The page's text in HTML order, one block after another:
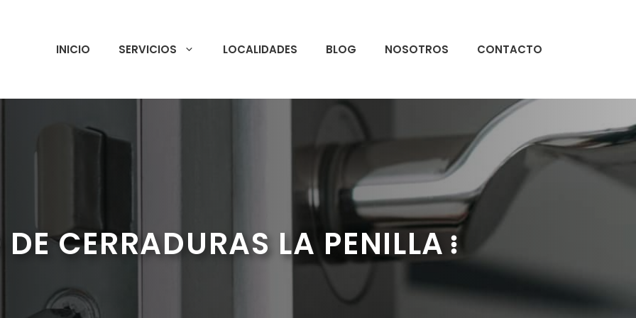
INICIO SERVICIOS LOCALIDADES BLOG NOSOTROS CONTACTO
CERRADURAS LA PENILLA